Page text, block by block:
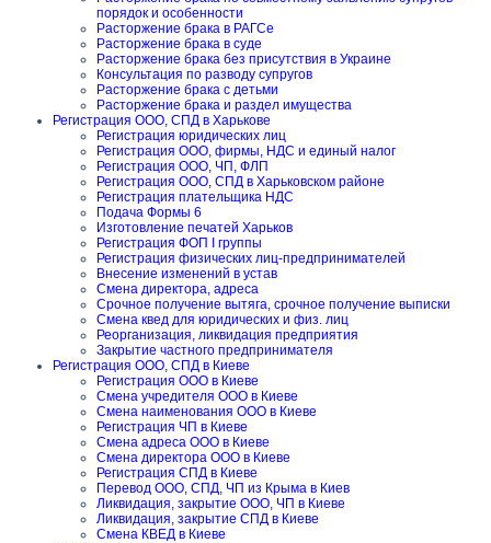
порядок и особенности
Расторжение брака в РАГСе
Расторжение брака в суде
Расторжение брака без присутствия в Украине
Консультация по разводу супругов
Расторжение брака с детьми
Расторжение брака и раздел имущества
Регистрация ООО, СПД в Харькове
Регистрация юридических лиц
Регистрация ООО, фирмы, НДС и единый налог
Регистрация ООО, ЧП, ФЛП
Регистрация ООО, СПД в Харьковском районе
Регистрация плательщика НДС
Подача Формы 6
Изготовление печатей Харьков
Регистрация ФОП I группы
Регистрация физических лиц-предпринимателей
Внесение изменений в устав
Смена директора, адреса
Срочное получение вытяга, срочное получение выписки
Смена квед для юридических и физ. лиц
Реорганизация, ликвидация предприятия
Закрытие частного предпринимателя
Регистрация ООО, СПД в Киеве
Регистрация ООО в Киеве
Смена учредителя ООО в Киеве
Смена наименования ООО в Киеве
Регистрация ЧП в Киеве
Смена адреса ООО в Киеве
Смена директора ООО в Киеве
Регистрация СПД в Киеве
Перевод ООО, СПД, ЧП из Крыма в Киев
Ликвидация, закрытие ООО, ЧП в Киеве
Ликвидация, закрытие СПД в Киеве
Смена КВЕД в Киеве